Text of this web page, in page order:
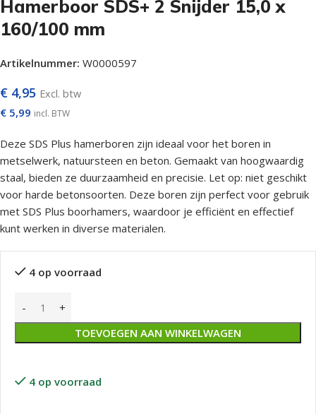
Hamerboor SDS+ 2 Snijder 15,0 x
160/100 mm
Artikelnummer: W0000597
€ 4,95 Excl. btw
€ 5,99 incl. BTW
Deze SDS Plus hamerboren zijn ideaal voor het boren in
metselwerk, natuursteen en beton. Gemaakt van hoogwaardig
staal, bieden ze duurzaamheid en precisie. Let op: niet geschikt
voor harde betonsoorten. Deze boren zijn perfect voor gebruik
met SDS Plus boorhamers, waardoor je efficiënt en effectief
kunt werken in diverse materialen.
4 op voorraad
TOEVOEGEN AAN WINKELWAGEN
4 op voorraad